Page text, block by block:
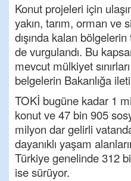
Konut projeleri için
yakın, tarım, orman ve
dışında kalan
de vurgulandı. Bu
mevcut mülkiyet
belgelerin Bakanlığa
TOKİ bugüne kadar 1
konut ve 47 bin 905
milyon dar gelirli
dayanıklı yaşam
Türkiye genelinde 312
ise sürüyor.